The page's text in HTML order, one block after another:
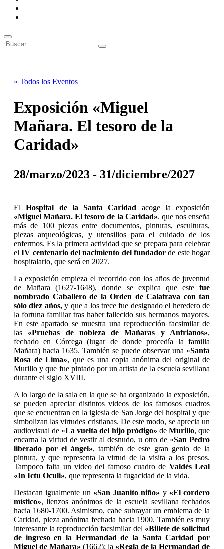
Buscar
Buscar:
« Todos los Eventos
Exposición «Miguel
Mañara. El tesoro de la
Caridad»
28/marzo/2023 - 31/diciembre/2027
ElHospital de la Santa Caridad acoge la exposición
«Miguel Mañara. El tesoro de la Caridad». que nos enseña
más de 100 piezas entre documentos, pinturas, esculturas,
piezas arqueológicas, y utensilios para el cuidado de los
enfermos. Es la primera actividad que se prepara para celebrar
elIV centenario del nacimiento del fundador de este hogar
hospitalario, que será en 2027.
La exposición empieza el recorrido con los años de juventud
de Mañara (1627-1648), donde se explica que este fue
nombrado Caballero de la Orden de Calatrava con tan
sólo diez años,y que a los trece fue designado el heredero de
la fortuna familiar tras haber fallecido sus hermanos mayores.
En este apartado se muestra una reproducción facsimilar de
las «Pruebas de nobleza de Mañaras y Anfrianos»,
fechado en Córcega (lugar de donde procedía la familia
Mañara) hacia 1635. También se puede observar una «Santa
Rosa de Lima», que es una copia anónima del original de
Murillo y que fue pintado por un artista de la escuela sevillana
durante el siglo XVIII.
A lo largo de la sala en la que se ha organizado la exposición,
se pueden apreciar distintos videos de los famosos cuadros
que se encuentran en la iglesia de San Jorge del hospital y que
simbolizan las virtudes cristianas. De este modo, se aprecia un
audiovisual de «La vuelta del hijo pródigo» de Murillo, que
encarna la virtud de vestir al desnudo, u otro de «San Pedro
liberado por el ángel», también de este gran genio de la
pintura, y que representa la virtud de la visita a los presos.
Tampoco falta un video del famoso cuadro de Valdés Leal
«In Ictu Oculi», que representa la fugacidad de la vida.
Destacan igualmente un «San Juanito niño» y «El cordero
místico», lienzos anónimos de la escuela sevillana fechados
hacia 1680-1700. Asimismo, cabe subrayar un emblema de la
Caridad, pieza anónima fechada hacia 1900. También es muy
interesante la reproducción facsimilar del «Billete de solicitud
de ingreso en la Hermandad de la Santa Caridad por
Miguel de Mañara» (1662); la «Regla de la Hermandad de